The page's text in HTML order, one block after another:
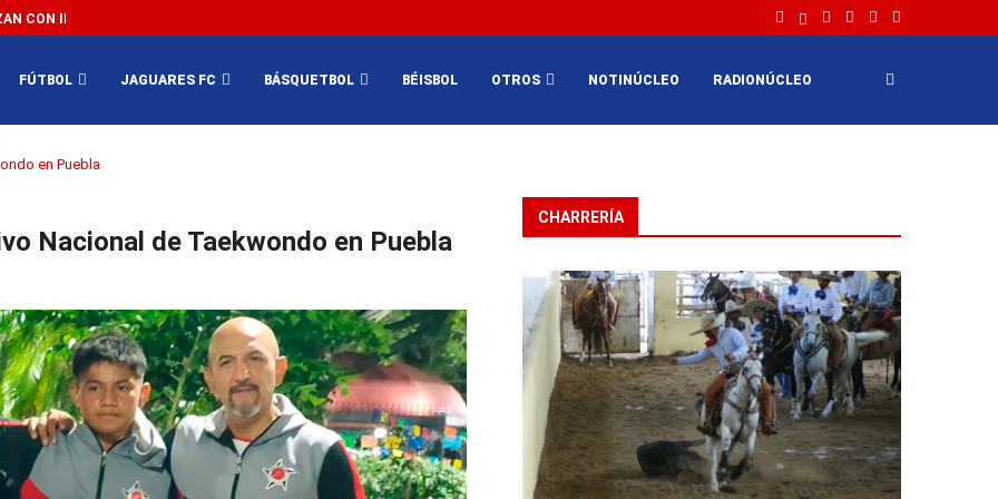
CON IMPEDIR EL MÉXICO VS SUDÁFRICA...
FÚTBOL JAGUARES FC BÁSQUETBOL BÉISBOL OTROS NOTINÚCLEO RADIONÚCLEO
en Puebla
Nacional de Taekwondo en Puebla
CHARRERÍA